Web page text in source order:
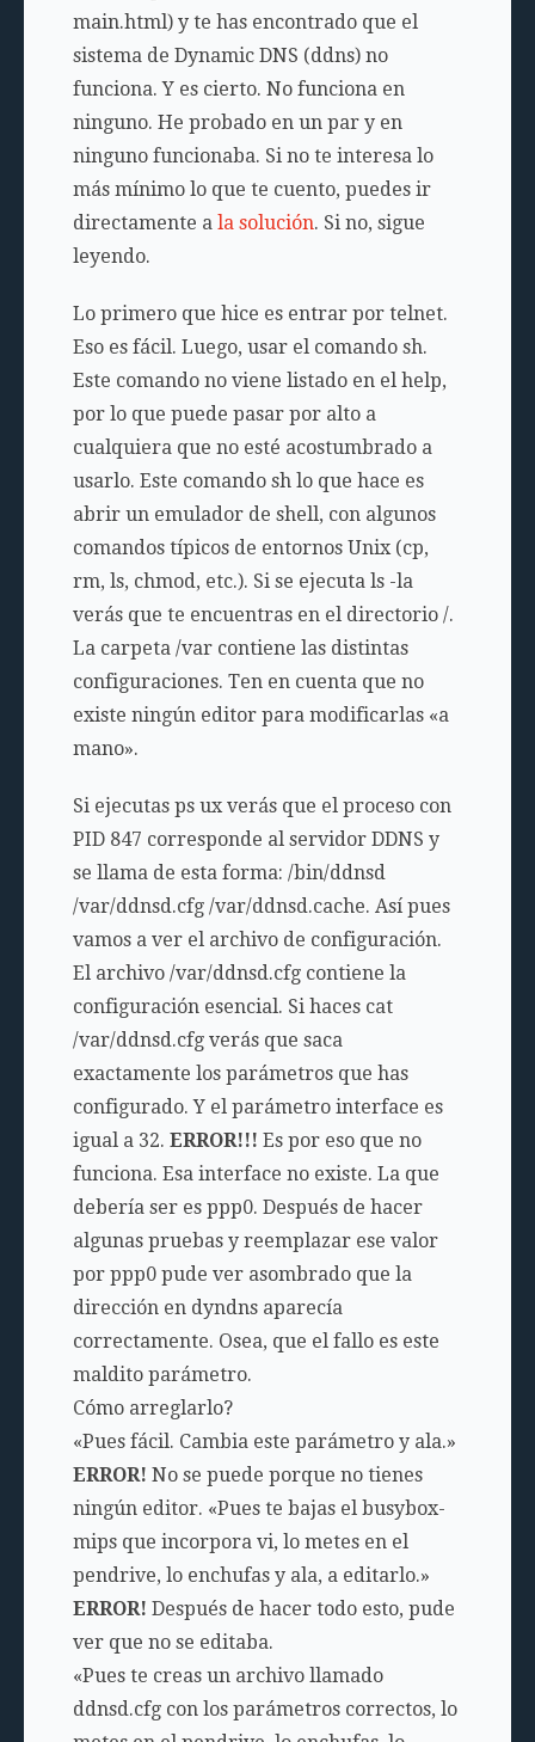
main.html) y te has encontrado que el
sistema de Dynamic DNS (ddns) no
funciona. Y es cierto. No funciona en
ninguno. He probado en un par y en
ninguno funcionaba. Si no te interesa lo
más mínimo lo que te cuento, puedes ir
directamente a la solución. Si no, sigue
leyendo.
Lo primero que hice es entrar por telnet.
Eso es fácil. Luego, usar el comando sh.
Este comando no viene listado en el help,
por lo que puede pasar por alto a
cualquiera que no esté acostumbrado a
usarlo. Este comando shlo que hace es
abrir un emulador de shell, con algunos
comandos típicos de entornos Unix (cp,
rm, ls, chmod, etc.). Si se ejecuta ls -la
verás que te encuentras en el directorio /.
La carpeta /varcontiene las distintas
configuraciones. Ten en cuenta que no
existe ningún editor para modificarlas «a
mano».
Si ejecutas ps uxverás que el proceso con
PID 847 corresponde al servidor DDNS y
se llama de esta forma: /bin/ddnsd
/var/ddnsd.cfg /var/ddnsd.cache. Así pues
vamos a ver el archivo de configuración.
El archivo /var/ddnsd.cfgcontiene la
configuración esencial. Si haces cat
/var/ddnsd.cfgverás que saca
exactamente los parámetros que has
configurado. Y el parámetro interface es
igual a 32. ERROR!!! Es por eso que no
funciona. Esa interface no existe. La que
debería ser es ppp0. Después de hacer
algunas pruebas y reemplazar ese valor
por ppp0pude ver asombrado que la
dirección en dyndns aparecía
correctamente. Osea, que el fallo es este
maldito parámetro.
Cómo arreglarlo?
«Pues fácil. Cambia este parámetro y ala.»
ERROR! No se puede porque no tienes
ningún editor. «Pues te bajas el busybox-
mips que incorpora vi, lo metes en el
pendrive, lo enchufas y ala, a editarlo.»
ERROR! Después de hacer todo esto, pude
ver que no se editaba.
«Pues te creas un archivo llamado
ddnsd.cfg con los parámetros correctos, lo